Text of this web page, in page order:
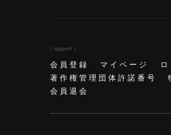
( support )
会員登録 マイページ
著作権管理団体許諾番号
会員退会